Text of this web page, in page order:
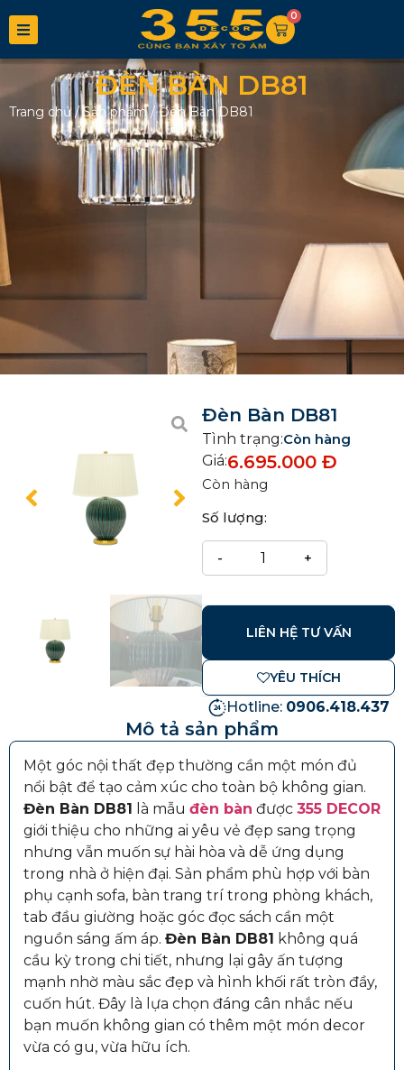
0
ĐÈN BÀN DB81
Trang chủ/Sản phẩm/Đèn Bàn DB81
Đèn Bàn DB81
Tình trạng:Còn hàng
Giá:6.695.000 Đ
Còn hàng
Số lượng:
LIÊN HỆ TƯ VẤN
YÊU THÍCH
Hotline: 0906.418.437
Mô tả sản phẩm
Một góc nội thất đẹp thường cần một món đủ
nổi bật để tạo cảm xúc cho toàn bộ không gian.
Đèn Bàn DB81 là mẫu đèn bàn được 355 DECOR
giới thiệu cho những ai yêu vẻ đẹp sang trọng
nhưng vẫn muốn sự hài hòa và dễ ứng dụng
trong nhà ở hiện đại. Sản phẩm phù hợp với bàn
phụ cạnh sofa, bàn trang trí trong phòng khách,
tab đầu giường hoặc góc đọc sách cần một
nguồn sáng ấm áp. Đèn Bàn DB81 không quá
cầu kỳ trong chi tiết, nhưng lại gây ấn tượng
mạnh nhờ màu sắc đẹp và hình khối rất tròn đầy,
cuốn hút. Đây là lựa chọn đáng cân nhắc nếu
bạn muốn không gian có thêm một món decor
vừa có gu, vừa hữu ích.